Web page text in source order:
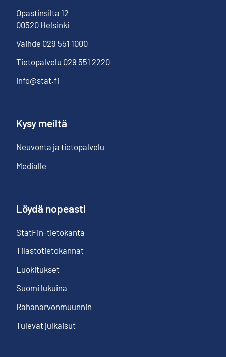
Opastinsilta 12
00520 Helsinki
Vaihde 029 551 1000
Tietopalvelu 029 551 2220
info@stat.fi
Kysy meiltä
Neuvonta ja tietopalvelu
Medialle
Löydä nopeasti
StatFin-tietokanta
Tilastotietokannat
Luokitukset
Suomi lukuina
Rahanarvonmuunnin
Tulevat julkaisut